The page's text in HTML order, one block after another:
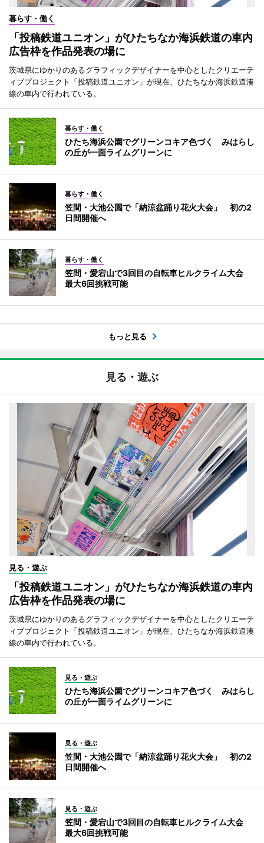
暮らす・働く
「投稿鉄道ユニオン」がひたちなか海浜鉄道の車内
広告枠を作品発表の場に
茨城県にゆかりのあるグラフィックデザイナーを中心としたクリエーテ
ィブプロジェクト「投稿鉄道ユニオン」が現在、ひたちなか海浜鉄道湊
線の車内で行われている。
暮らす・働く
ひたち海浜公園でグリーンコキア色づく みはらし
の丘が一面ライムグリーンに
暮らす・働く
笠間・大池公園で「納涼盆踊り花火大会」 初の2
日間開催へ
暮らす・働く
笠間・愛宕山で3回目の自転車ヒルクライム大会
最大6回挑戦可能
もっと見る
見る・遊ぶ
見る・遊ぶ
「投稿鉄道ユニオン」がひたちなか海浜鉄道の車内
広告枠を作品発表の場に
茨城県にゆかりのあるグラフィックデザイナーを中心としたクリエーテ
ィブプロジェクト「投稿鉄道ユニオン」が現在、ひたちなか海浜鉄道湊
線の車内で行われている。
見る・遊ぶ
ひたち海浜公園でグリーンコキア色づく みはらし
の丘が一面ライムグリーンに
見る・遊ぶ
笠間・大池公園で「納涼盆踊り花火大会」 初の2
日間開催へ
見る・遊ぶ
笠間・愛宕山で3回目の自転車ヒルクライム大会
最大6回挑戦可能